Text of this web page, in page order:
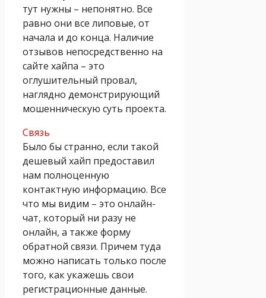
тут нужны – непонятно. Все
равно они все липовые, от
начала и до конца. Наличие
отзывов непосредственно на
сайте хайпа – это
оглушительный провал,
наглядно демонстрирующий
мошенническую суть проекта.
Связь
Было бы странно, если такой
дешевый хайп предоставил
нам полноценную
контактную информацию. Все
что мы видим – это онлайн-
чат, который ни разу не
онлайн, а также форму
обратной связи. Причем туда
можно написать только после
того, как укажешь свои
регистрационные данные.